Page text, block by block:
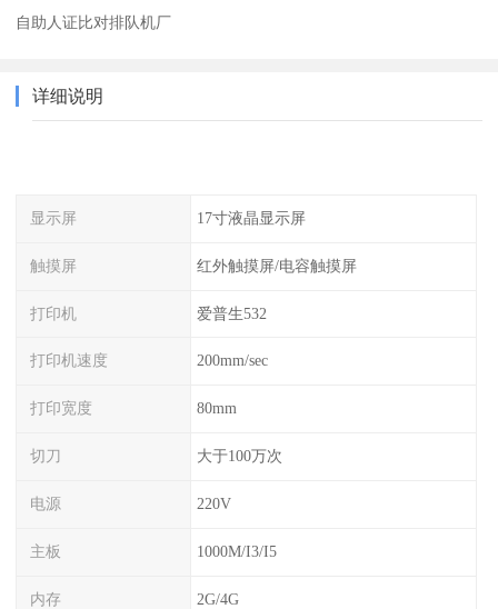
自助人证比对排队机厂
详细说明
显示屏 17寸液晶显示屏
触摸屏 红外触摸屏/电容触摸屏
打印机 爱普生532
打印机速度 200mm/sec
打印宽度 80mm
切刀 大于100万次
电源 220V
主板 1000M/I3/I5
内存 2G/4G